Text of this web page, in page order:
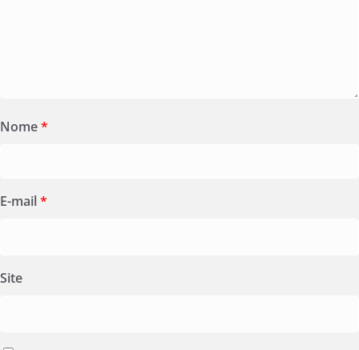
Nome*
E-mail*
Site